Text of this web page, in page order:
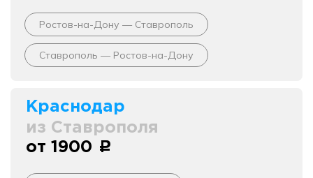
Ростов-на-Дону — Ставрополь
Ставрополь — Ростов-на-Дону
Краснодар
из Ставрополя
от 1900 c